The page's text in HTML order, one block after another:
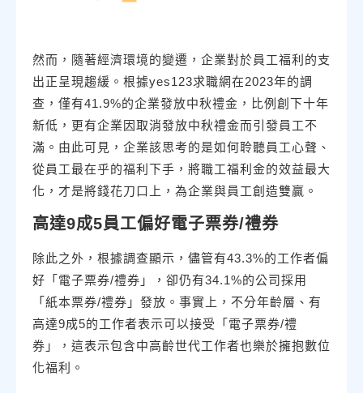
然而，隨著經濟環境的變遷，企業對於員工福利的支
出正呈現趨緩。根據yes123求職網在2023年的調
查，僅有41.9%的企業發放中秋禮金，比例創下十年
新低，更有企業因取消發放中秋禮金而引發員工不
滿。由此可見，企業該思考的是如何聆聽員工心聲、
從員工最在乎的福利下手，將職工福利金的效益最大
化，才是將錢花刀口上，為企業與員工創造雙贏。
高達9成5員工偏好電子票券/禮券
除此之外，根據調查顯示，儘管有43.3%的工作者偏
好「電子票券/禮券」，卻仍有34.1%的公司採用
「紙本票券/禮券」發放。事實上，不分年齡層、有
高達9成5的工作者表示可以接受「電子票券/禮
券」，這表示包含中高齡世代工作者也樂於擁抱數位
化福利。